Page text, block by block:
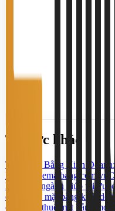
Tin tức khác
Thuê Mặt Bằng Kinh
Mới | Thuematbang.com.vn
hợp từng ngành giúp tối ưu
đồng thuê mặt bằng kinh
chọn cho thuê mặt bằng mở